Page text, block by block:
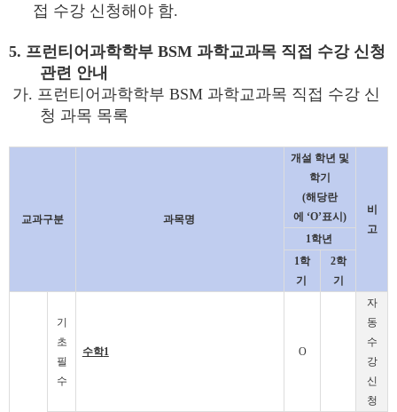
접 수강 신청해야 함.
5. 프런티어과학학부 BSM 과학교과목 직접 수강 신청
관련 안내
가. 프런티어과학학부 BSM 과학교과목 직접 수강 신
청 과목 목록
교과구분 과목명
개설 학년 및
학기
(해당란
에 ‘O’표시 )
비
고
1학년
1학
기
2학
기
기
초
필
수
수학1 O
자
동
수
강
신
청